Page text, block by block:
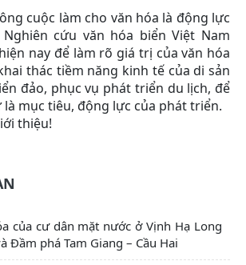
cuộc làm cho văn hóa là động lực
cứu văn hóa biển Việt Nam
nay để làm rõ giá trị của văn hóa
thác tiềm năng kinh tế của di sản
đảo, phục vụ phát triển du lịch, để
mục tiêu, động lực của phát triển.
thiệu!
của cư dân mặt nước ở Vịnh Hạ Long
Đầm phá Tam Giang – Cầu Hai